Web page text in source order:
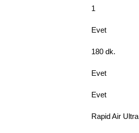
1
Evet
180 dk.
Evet
Evet
Rapid Air Ultra